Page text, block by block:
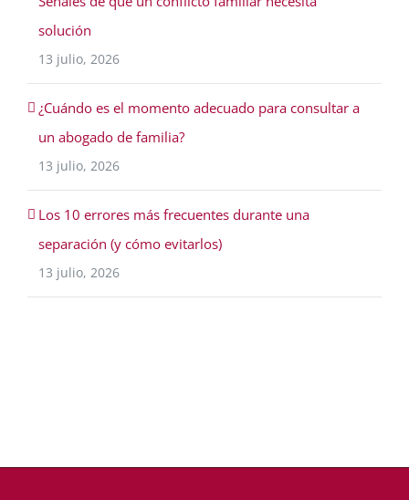
solución
13 julio, 2026
¿Cuándo es el momento adecuado para consultar a
un abogado de familia?
13 julio, 2026
Los 10 errores más frecuentes durante una
separación (y cómo evitarlos)
13 julio, 2026